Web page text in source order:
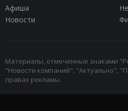
Афиша
Новости
Материалы, отмеченные знаками
"Новости компаний", "Актуально",
правах рекламы.